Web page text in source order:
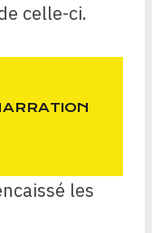
celle-ci.
les